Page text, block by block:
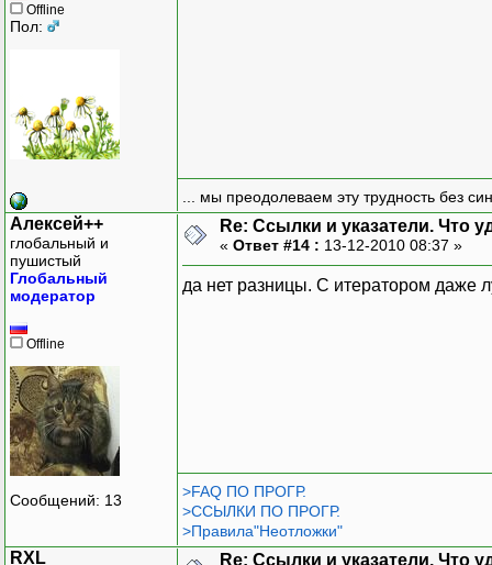
Offline
Пол:
... мы преодолеваем эту трудность без
Алексей++
глобальный и
пушистый
Глобальный
модератор
Offline
Сообщений: 13
Re: Ссылки и указатели. Что
« Ответ #14 : 13-12-2010 08:37 »
да нет разницы. С итератором даже
>FAQ ПО ПРОГР.
>ССЫЛКИ ПО ПРОГР.
>Правила"Неотложки"
RXL Re: Ссылки и указатели. Что